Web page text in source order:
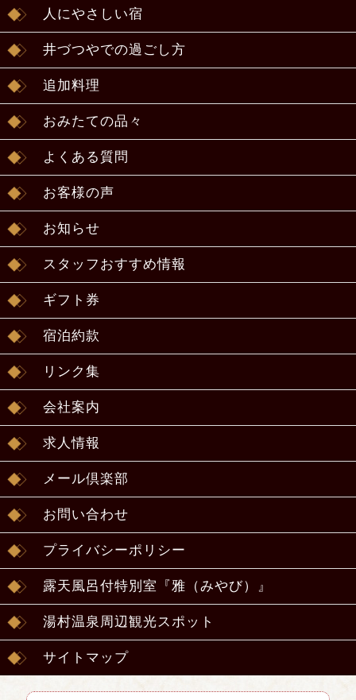
人にやさしい宿
井づつやでの過ごし方
追加料理
おみたての品々
よくある質問
お客様の声
お知らせ
スタッフおすすめ情報
ギフト券
宿泊約款
リンク集
会社案内
求人情報
メール倶楽部
お問い合わせ
プライバシーポリシー
露天風呂付特別室『雅（みやび）』
湯村温泉周辺観光スポット
サイトマップ